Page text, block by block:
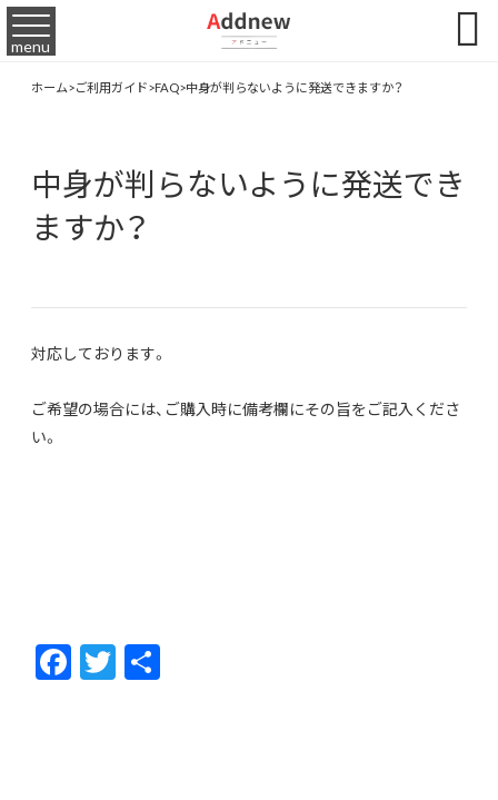
menu 
ホーム>ご利用ガイド>FAQ>中身が判らないように発送できますか？
中身が判らないように発送でき
ますか？
対応しております。
ご希望の場合には、ご購入時に備考欄にその旨をご記入くださ
い。
F
ac
T
w